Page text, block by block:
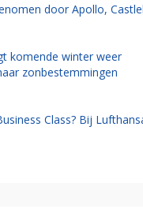
door Apollo,
komende winter weer
zonbestemmingen
Class? Bij